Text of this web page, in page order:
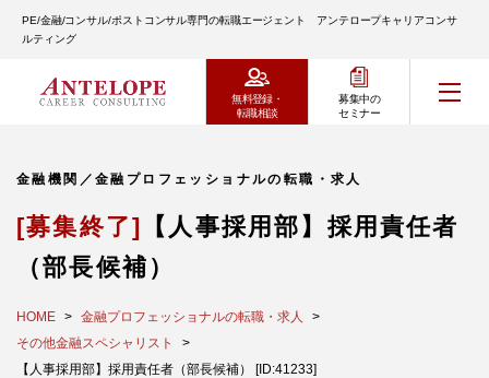
PE/金融/コンサル/ポストコンサル専門の転職エージェント アンテロープキャリアコンサ
ルティング
無料登録・
転職相談
募集中の
セミナー
金融機関／金融プロフェッショナルの転職・求人
[募集終了]
【人事採用部】採用責任者
（部長候補）
HOME
金融プロフェッショナルの転職・求人
その他金融スペシャリスト
【人事採用部】採用責任者（部長候補） [ID:41233]